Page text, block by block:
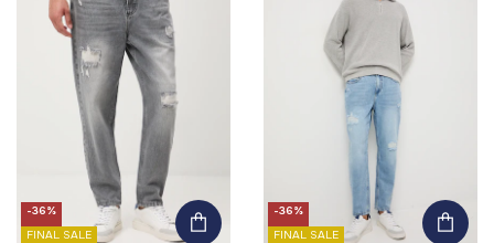
-36%
FINAL SALE
-36%
FINAL SALE